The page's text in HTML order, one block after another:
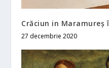
Crăciun in Maramureș
27 decembrie 2020